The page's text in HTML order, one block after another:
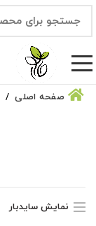
صفحه اصلی
نمایش سایدبار